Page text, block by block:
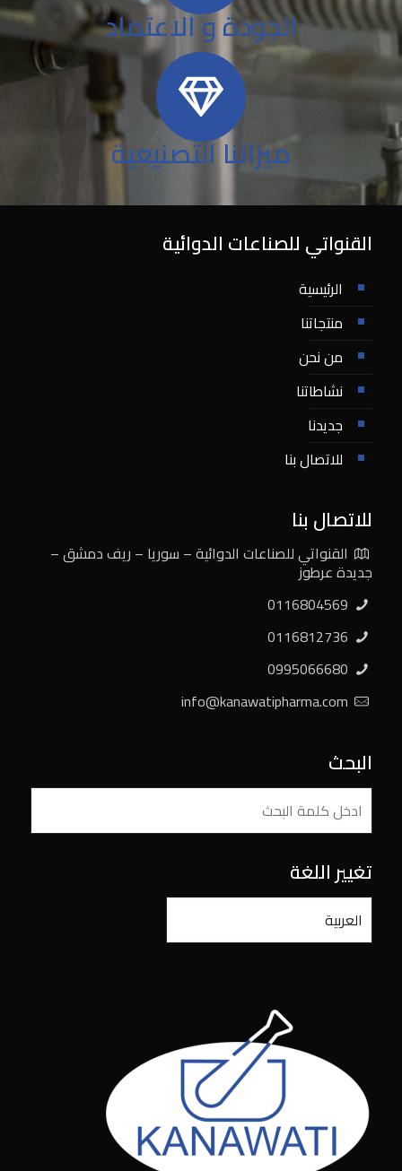
الجودة و الاعتماد
ميزاتنا التصنيعية
القنواتي للصناعات الدوائية
الرئيسية
منتجاتنا
من نحن
نشاطاتنا
جديدنا
للاتصال بنا
للاتصال بنا
القنواتي للصناعات الدوائية – سوريا – ريف دمشق –
جديدة عرطوز
البحث
تغيير اللغة